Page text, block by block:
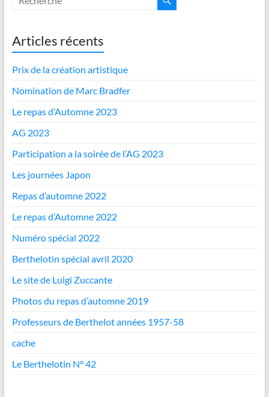
Articles récents
Prix de la création artistique
Nomination de Marc Bradfer
Le repas d’Automne 2023
AG 2023
Participation a la soirée de l’AG 2023
Les journées Japon
Repas d’automne 2022
Le repas d’Automne 2022
Numéro spécial 2022
Berthelotin spécial avril 2020
Le site de Luigi Zuccante
Photos du repas d’automne 2019
Professeurs de Berthelot années 1957-58
cache
Le Berthelotin N° 42